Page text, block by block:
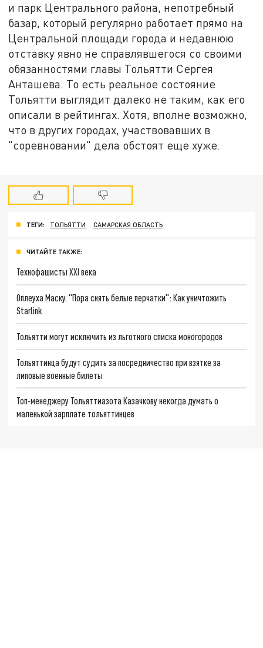
и парк Центрального района, непотребный
базар, который регулярно работает прямо на
Центральной площади города и недавнюю
отставку явно не справлявшегося со своими
обязанностями главы Тольятти Сергея
Анташева. То есть реальное состояние
Тольятти выглядит далеко не таким, как его
описали в рейтингах. Хотя, вполне возможно,
что в других городах, участвовавших в
"соревновании" дела обстоят еще хуже.
ТЕГИ: ТОЛЬЯТТИ САМАРСКАЯ ОБЛАСТЬ
ЧИТАЙТЕ ТАКЖЕ:
Технофашисты XXI века
Оплеуха Маску. "Пора снять белые перчатки": Как уничтожить
Starlink
Тольятти могут исключить из льготного списка моногородов
Тольяттинца будут судить за посредничество при взятке за
липовые военные билеты
Топ-менеджеру Тольяттиазота Казачкову некогда думать о
маленькой зарплате тольяттинцев